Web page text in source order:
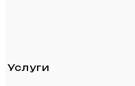
Услуги